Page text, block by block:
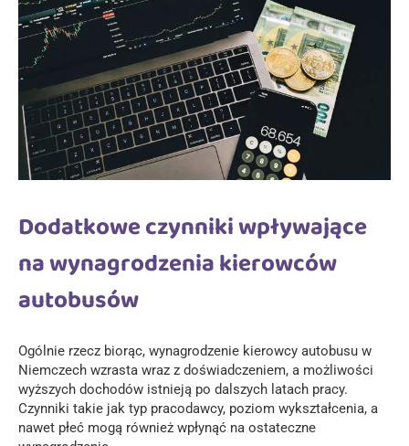
Dodatkowe czynniki wpływające
na wynagrodzenia kierowców
autobusów
Ogólnie rzecz biorąc, wynagrodzenie kierowcy autobusu w
Niemczech wzrasta wraz z doświadczeniem, a możliwości
wyższych dochodów istnieją po dalszych latach pracy.
Czynniki takie jak typ pracodawcy, poziom wykształcenia, a
nawet płeć mogą również wpłynąć na ostateczne